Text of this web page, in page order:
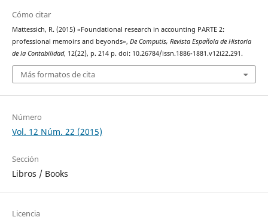
Cómo citar
Mattessich, R. (2015) «Foundational research in accounting PARTE 2:
professional memoirs and beyonds», De Computis, Revista Española de Historia
de la Contabilidad, 12(22), p. 214 p. doi: 10.26784/issn.1886-1881.v12i22.291.
Más formatos de cita
Número
Vol. 12 Núm. 22 (2015)
Sección
Libros / Books
Licencia